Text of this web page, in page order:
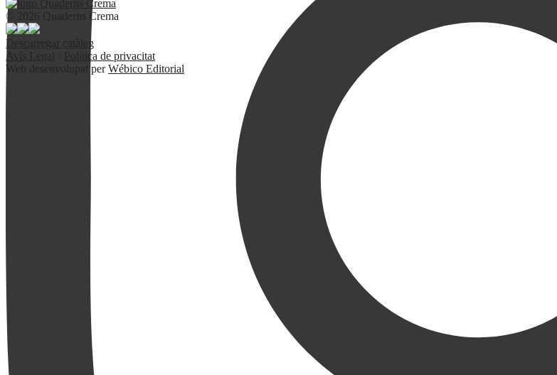
© 2026 Quaderns Crema
Descarregar catàleg
Avís Legal
Política de privacitat
Web desenvolupat perWébico Editorial